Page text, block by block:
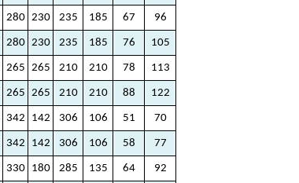
280 230 235 185 67 96
280 230 235 185 76 105
265 265 210 210 78 113
265 265 210 210 88 122
342 142 306 106 51 70
342 142 306 106 58 77
330 180 285 135 64 92